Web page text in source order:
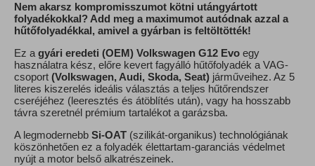
Nem akarsz kompromisszumot kötni utángyártott
folyadékokkal? Add meg a maximumot autódnak azzal a
hűtőfolyadékkal, amivel a gyárban is feltöltötték!
Ez a gyári eredeti (OEM) Volkswagen G12 Evo egy
használatra kész, előre kevert fagyálló hűtőfolyadék a VAG-
csoport (Volkswagen, Audi, Skoda, Seat) járműveihez. Az 5
literes kiszerelés ideális választás a teljes hűtőrendszer
cseréjéhez (leeresztés és átöblítés után), vagy ha hosszabb
távra szeretnél prémium tartalékot a garázsba.
A legmodernebb Si-OAT (szilikát-organikus) technológiának
köszönhetően ez a folyadék élettartam-garanciás védelmet
nyújt a motor belső alkatrészeinek.